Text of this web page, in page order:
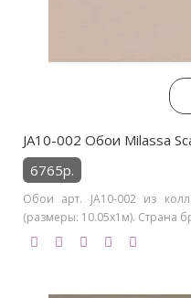
JA10-002 Обои Milassa
6765р.
Обои арт. JA10-002 из
(размеры: 10.05х1м). Страна